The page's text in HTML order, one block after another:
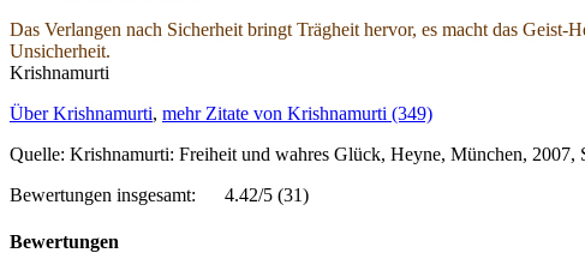
Das Verlangen nach Sicherheit bringt Trägheit hervor, es macht das
Unsicherheit.
Krishnamurti
Über Krishnamurti, mehr Zitate von Krishnamurti (349)
Quelle: Krishnamurti: Freiheit und wahres Glück, Heyne, München,
Bewertungen insgesamt:
4.42/5 (31)
Bewertungen